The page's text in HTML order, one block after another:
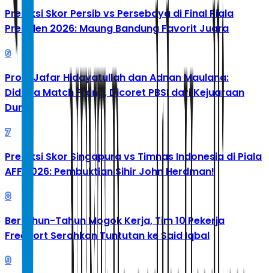
Prediksi Skor Persib vs Persebaya di Final Piala
Presiden 2026: Maung Bandung Favorit Juara
6
Profil Jafar Hidayatullah dan Adnan Maulana:
Diduga Match Fixing, Dicoret PBSI dari Kejuaraan
Dunia
7
Prediksi Skor Singapura vs Timnas Indonesia di Piala
AFF 2026: Pembuktian Sihir John Herdman!
8
Bertahun-Tahun Mogok Kerja, Tim 10 Pekerja
Freeport Serahkan Tuntutan ke Said Iqbal
9